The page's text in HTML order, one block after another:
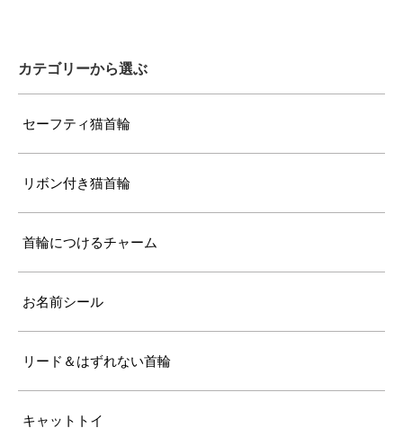
カテゴリーから選ぶ
セーフティ猫首輪
リボン付き猫首輪
首輪につけるチャーム
お名前シール
リード＆はずれない首輪
キャットトイ